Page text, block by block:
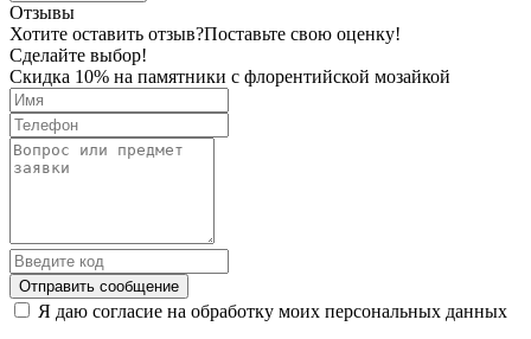
Отзывы
Хотите оставить отзыв?Поставьте свою оценку!
Сделайте выбор!
Скидка 10% на памятники с флорентийской мозайкой
Отправить сообщение
Я даю согласие на обработку моих персональных данных